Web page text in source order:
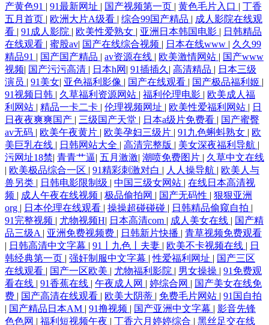
产黄色91 | 91最新网址 | 国产视频第一页 | 黄色毛片入口 | 丁香
五月首页 | 欧洲大片A级看 | 综合99国产精品 | 成人影院在线观
看 | 91成人影院 | 欧美性爱熟女 | 亚洲日本韩国电影 | 日韩精品
在线观看 | 蜜股av| 国产在线综合视频 | 日本在线www | 久久99
精品91 | 国产国产精品 | av资源在线 | 欧美激情网站 | 国产www
视频| 国产污污高清 | 日本h网 | 91插插久 | 高清精品 | 日本三级
演员 | 91美女| 亚色福利影像 | 国产在线观看 | 国产极品福利姬 |
91视频日韩 | 久草福利资源网站 | 福利伦理电影 | 欧美成人福
利网站 | 精品一卡二卡 | 伦理视频网址 | 欧美性爱福利网站 | 日
日夜夜爽爽国产 | 三级国产天堂 | 日本a级片免费看 | 国产蜜臀
av无码 | 欧美午夜黄片 | 欧美孕妇三级片 | 91九色蝌蚪熟女 | 欧
美巨乳在线 | 日韩网站大全 | 高清完整版 | 美女深夜福利导航 |
污网址18禁| 青青艹逼| 五月激激| 潮喷免费图片 | 久草中文在线
| 欧美极品综合一区 | 91精彩刺激对白 | 人人操导航 | 欧美人与
兽另类 | 日韩电影限制级 | 中国三级女网站 | 在线日本高清视
频 | 成人午夜在线视频 | 极品偷拍网 | 国产无码性 | 狠狠亚洲
org | 日本伦理在线观看 | 操操超碰碰碰 | 日韩精品偷窥自拍 |
91完整视频 | 尤物视频H| 日本高清com | 成人美女在线 | 国产精
品三级A | 亚洲免费视频费 | 日韩新片快播 | 青草视频免费观看
| 日韩高清中文字幕 | 91丨九色丨夫妻 | 欧美不卡视频在线 | 日
韩经典第一页 | 强奸制服中文字幕 |性爱福利网址 | 国产三区
在线观看 | 国产一区欧美 | 尤物福利影院 | 男女操操 | 91免费观
看在线 | 91香蕉在线 | 午夜成人网 | 婷综合网 | 国产美女在线免
费 | 国产高清在线观看 | 欧美大阴蒂 | 免费毛片网站 | 91国自拍
| 国产精品日本AM | 91撸视频 | 国产亚洲中文字幕 | 影音先锋
色色网 | 福利短视频午夜 | 丁香六月婷婷综合 | 黑丝足交在线